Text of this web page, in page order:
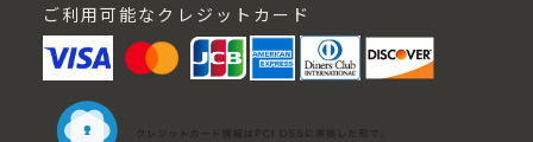
ご利用可能なクレジットカード